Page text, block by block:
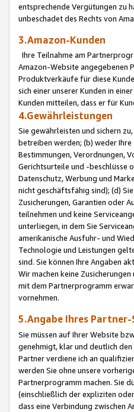
entsprechende Vergütungen zu
unbeschadet des Rechts von
3.Amazon-Kunden
Ihre Teilnahme am
Amazon-Website angegebenen
Produktverkäufe für diese
sich einer unserer Kunden in
Kunden mitteilen, dass er für
4.Gewährleistungen
Sie gewährleisten und sichern
betreiben werden; (b) weder
Bestimmungen, Verordnungen,
Gerichtsurteile und -beschlüsse
Datenschutz, Werbung und
nicht geschäftsfähig sind); (d)
Zusicherungen, Garantien oder
teilnehmen und keine
unterliegen, in dem Sie
amerikanische Ausfuhr- und
Technologie und Leistungen
sind. Sie können Ihre Angaben
Wir machen keine
mit dem Partnerprogramm
vornehmen.
5.Angabe Ihres
Sie müssen auf Ihrer Website
genehmigt, klar und deutlich
Partner verdiene ich an
werden Sie ohne unsere
Partnerprogramm machen. Sie
(einschließlich der expliziten
dass eine Verbindung zwischen